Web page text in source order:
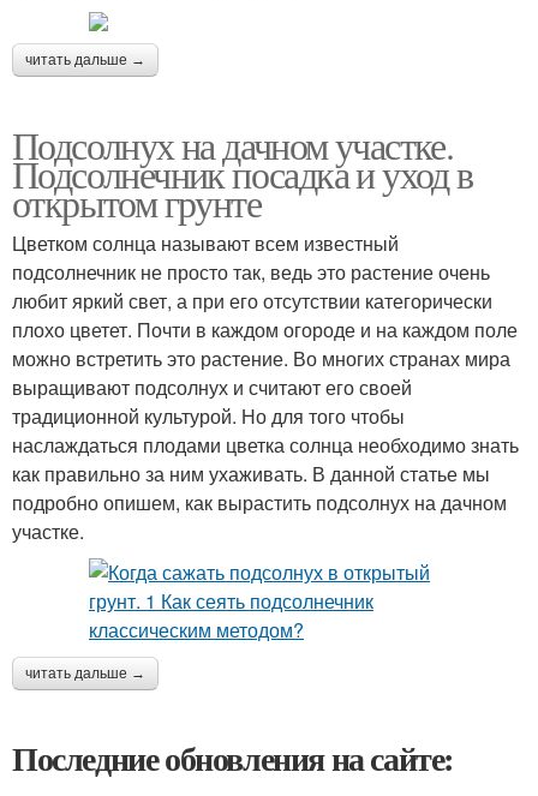
читать дальше →
Подсолнух на дачном участке.
Подсолнечник посадка и уход в
открытом грунте
Цветком солнца называют всем известный
подсолнечник не просто так, ведь это растение очень
любит яркий свет, а при его отсутствии категорически
плохо цветет. Почти в каждом огороде и на каждом поле
можно встретить это растение. Во многих странах мира
выращивают подсолнух и считают его своей
традиционной культурой. Но для того чтобы
наслаждаться плодами цветка солнца необходимо знать
как правильно за ним ухаживать. В данной статье мы
подробно опишем, как вырастить подсолнух на дачном
участке.
читать дальше →
Последние обновления на сайте: